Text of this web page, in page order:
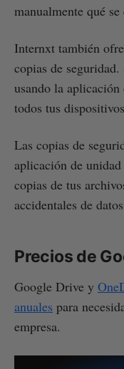
manualmente qué se
Internxt también
copias de
usando la
todos tus
Las copias de
aplicación de
copias de tus
accidentales de
Precios de
Google Drive y
anuales para
empresa.